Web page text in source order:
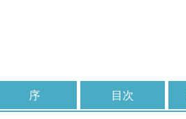
序 目次